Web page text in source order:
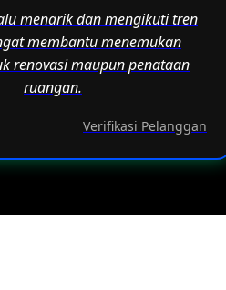
menarik dan mengikuti tren
membantu menemukan
renovasi maupun penataan
ruangan.
Verifikasi Pelanggan